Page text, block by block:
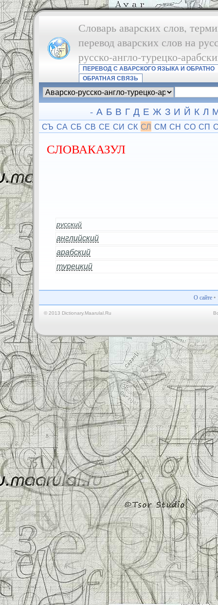
Словарь аварских слов,
перевод аварских слов на
русско-англо-турецко-
ПЕРЕВОД С АВАРСКОГО ЯЗЫКА И ОБРАТНО
ОБРАТНАЯ СВЯЗЬ
- А Б В Г Д Е Ж З И Й К Л
СЪ СА СБ СВ СЕ СИ СК СЛ СМ СН СО СП
СЛОВАКАЗУЛ
русский
английский
арабский
турецкий
О сайте•
© 2013 Dictionary.Maarulal.Ru